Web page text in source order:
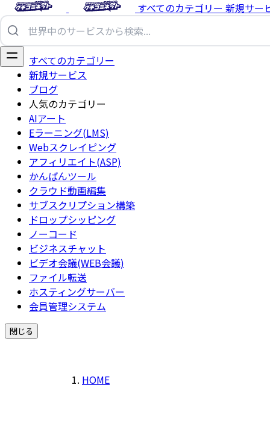
すべてのカテゴリー 新規サー
すべてのカテゴリー
新規サービス
ブログ
人気のカテゴリー
AIアート
Eラーニング(LMS)
Webスクレイピング
アフィリエイト(ASP)
かんばんツール
クラウド動画編集
サブスクリプション構築
ドロップシッピング
ノーコード
ビジネスチャット
ビデオ会議(WEB会議)
ファイル転送
ホスティングサーバー
会員管理システム
閉じる
HOME